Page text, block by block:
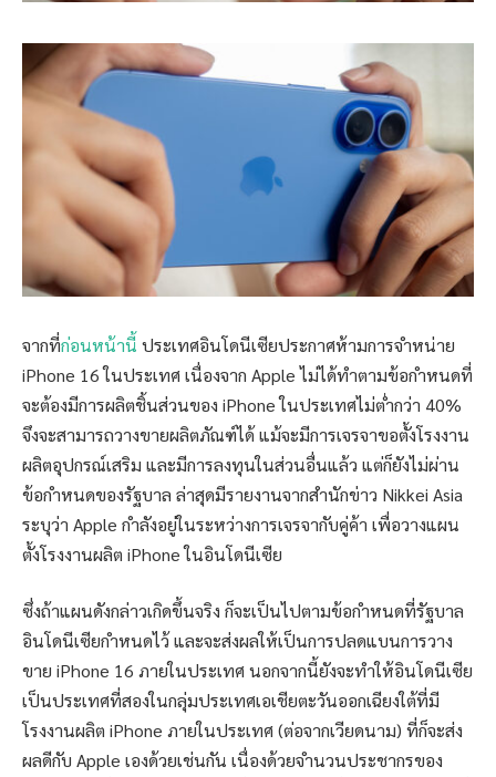
จากที่ก่อนหน้านี้ ประเทศอินโดนีเซียประกาศห้ามการจำหน่าย
iPhone 16 ในประเทศ​ เนื่องจาก Apple ไม่ได้ทำตามข้อกำหนดที่
จะต้องมีการผลิตชิ้นส่วนของ iPhone ในประเทศไม่ต่ำกว่า 40%
จึงจะสามารถวางขายผลิตภัณฑ์ได้ แม้จะมีการเจรจาขอตั้งโรงงาน
ผลิตอุปกรณ์เสริม และมีการลงทุนในส่วนอื่นแล้ว แต่ก็ยังไม่ผ่าน
ข้อกำหนดของรัฐบาล ล่าสุดมีรายงานจากสำนักข่าว Nikkei Asia
ระบุว่า Apple กำลังอยู่ในระหว่างการเจรจากับคู่ค้า เพื่อวางแผน
ตั้งโรงงานผลิต iPhone ในอินโดนีเซีย
ซึ่งถ้าแผนดังกล่าวเกิดขึ้นจริง ก็จะเป็นไปตามข้อกำหนดที่รัฐบาล
อินโดนีเซียกำหนดไว้ และจะส่งผลให้เป็นการปลดแบนการวาง
ขาย iPhone 16 ภายในประเทศ นอกจากนี้ยังจะทำให้อินโดนีเซีย
เป็นประเทศที่สองในกลุ่มประเทศเอเชียตะวันออกเฉียงใต้ที่มี
โรงงานผลิต iPhone ภายในประเทศ (ต่อจากเวียดนาม) ที่ก็จะส่ง
ผลดีกับ Apple เองด้วยเช่นกัน เนื่องด้วยจำนวนประชากรของ